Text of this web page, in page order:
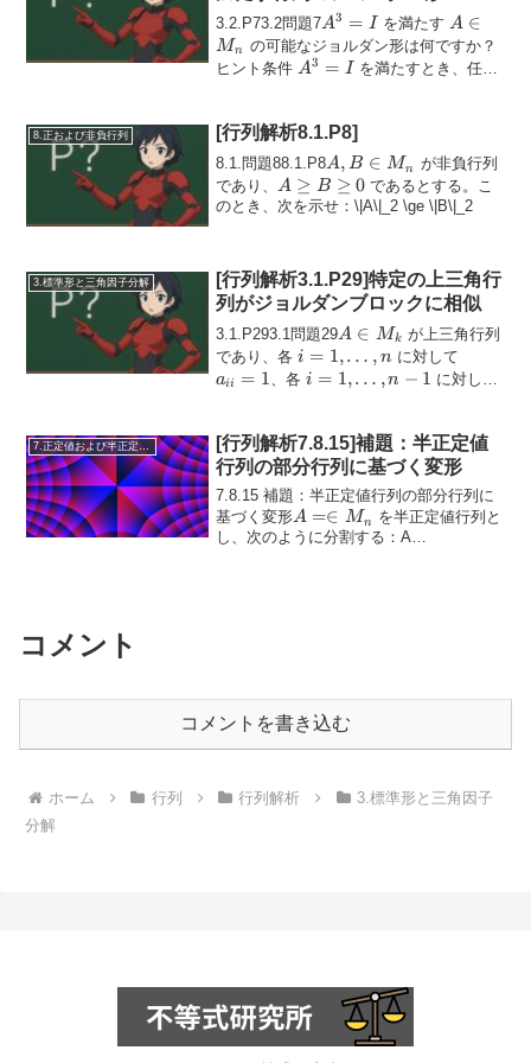
3.2.P73.2問題7A^3
= I
A3 = I を満たす A
\in
M_n
A ∈
Mn の可能なジョルダン形は何ですか？
ヒント条件A^3=I
A3 = I を満たすとき、任意
8.正および非負行列 [行列解析8.1.P8]
8.1.問題88.1.P8A, B
\in
M_n
A, B ∈ Mn が非負行列
であり、A
\ge
0
A ≥ B ≥ 0 であるとする。こ
のとき、次を示せ：\|A\|_2 \ge \|B\|_2
3.標準形と三角因子分解
[行列解析3.1.P29]特定の上三角行
列がジョルダンブロックに相似
3.1.P293.1問題29A
\in
M_k
A ∈ Mk が上三角行列
であり、各i = 1,
\ldots,
i = 1,… , n に対して
= 1
aii = 1、各 i = 1,
i = 1,… ,n − 1 に対して
7.正定値および半正定値行列
[行列解析7.8.15]補題：半正定値
行列の部分行列に基づく変形
7.8.15 補題：半正定値行列の部分行列に
基づく変形A =
\in
A =∈ Mn
を半正定値行列と
し、次のように分割する：A
コメント
コメントを書き込む
ホーム 行列 行列解析
3.標準形と三角因子
分解